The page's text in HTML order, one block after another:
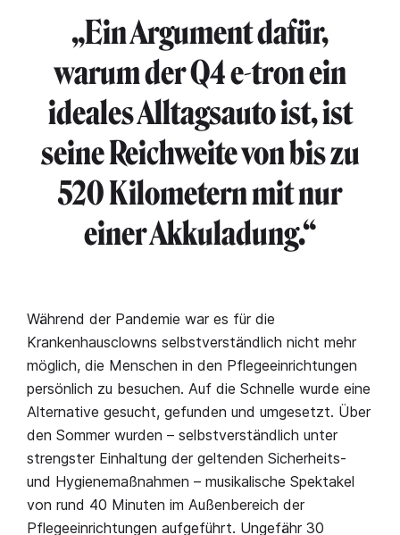
„Ein Argument dafür,
warum der Q4 e-tron ein
ideales Alltagsauto ist, ist
seine Reichweite von bis zu
520 Kilometern mit nur
einer Akkuladung.“
Während der Pandemie war es für die
Krankenhausclowns selbstverständlich nicht mehr
möglich, die Menschen in den Pflegeeinrichtungen
persönlich zu besuchen. Auf die Schnelle wurde eine
Alternative gesucht, gefunden und umgesetzt. Über
den Sommer wurden – selbstverständlich unter
strengster Einhaltung der geltenden Sicherheits-
und Hygienemaßnahmen – musikalische Spektakel
von rund 40 Minuten im Außenbereich der
Pflegeeinrichtungen aufgeführt. Ungefähr 30